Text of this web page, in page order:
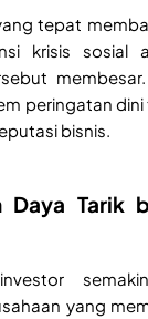
tepat
krisis sosial
peringatan
bisnis.
Daya Tarik
yang